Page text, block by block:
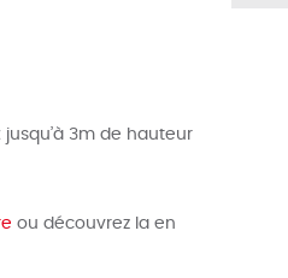
3m de hauteur
ou découvrez la en